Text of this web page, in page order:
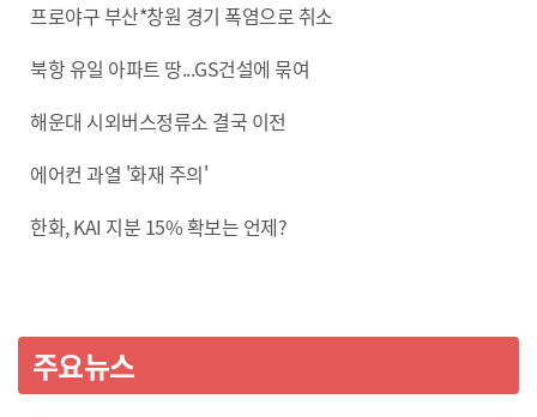
프로야구 부산*창원 경기 폭염으로 취소
북항 유일 아파트 땅...GS건설에 묶여
해운대 시외버스정류소 결국 이전
에어컨 과열 '화재 주의'
한화, KAI 지분 15% 확보는 언제?
주요뉴스